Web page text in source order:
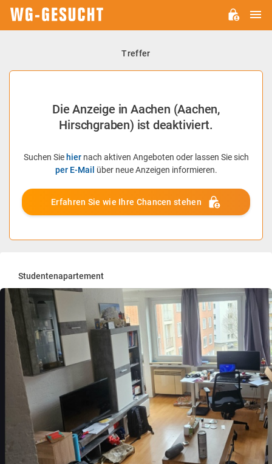
Treffer
Die Anzeige in Aachen (Aachen,
Hirschgraben) ist deaktiviert.
Suchen Sie hiernach aktiven Angeboten oder lassen Sie sich
per E-Mail über neue Anzeigen informieren.
Erfahren Sie wie Ihre Chancen stehen
Studentenapartement